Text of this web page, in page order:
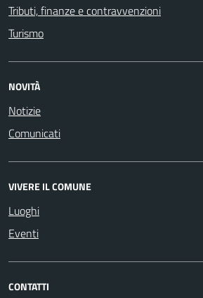
Tributi, finanze e contravvenzioni
Turismo
NOVITÀ
Notizie
Comunicati
VIVERE IL COMUNE
Luoghi
Eventi
CONTATTI